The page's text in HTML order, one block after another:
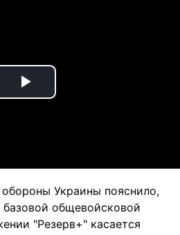
Play
Украины пояснило,
базовой общевойсковой
"Резерв+" касается